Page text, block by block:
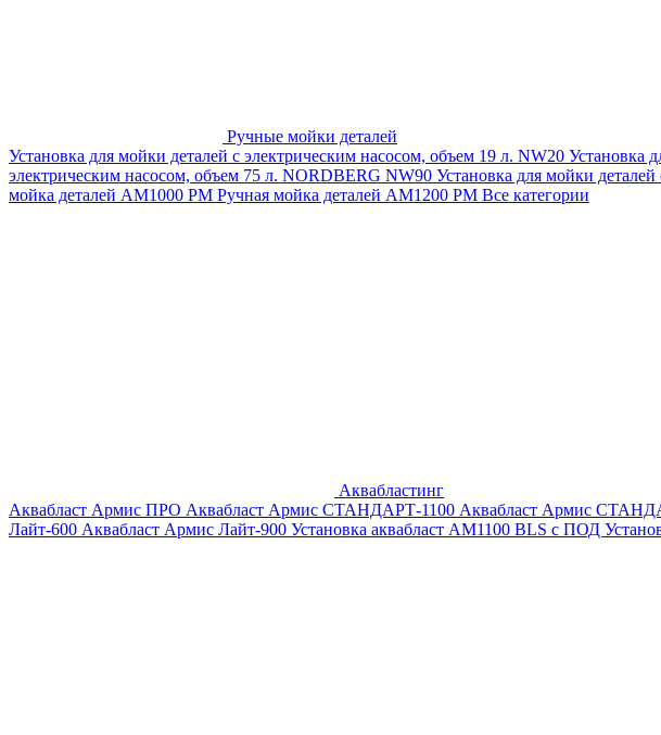
Ручные мойки деталей
Установка для мойки деталей с электрическим насосом, объем 19 л. NW20 Установка
электрическим насосом, объем 75 л. NORDBERG NW90 Установка для мойки
мойка деталей АМ1000 РМ Ручная мойка деталей АМ1200 РМ Все категории
Аквабластинг
Аквабласт Армис ПРО Аквабласт Армис СТАНДАРТ-1100 Аквабласт Армис
Лайт-600 Аквабласт Армис Лайт-900 Установка аквабласт AM1100 BLS с ПОД